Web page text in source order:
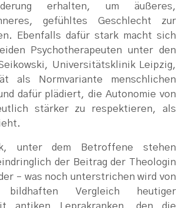
erhalten, um äußeres,
gefühltes Geschlecht zur
Ebenfalls dafür stark macht sich
Psychotherapeuten unter den
Universitätsklinik Leipzig,
als Normvariante menschlichen
dafür plädiert, die Autonomie von
stärker zu respektieren, als
unter dem Betroffene stehen
der Beitrag der Theologin
– was noch unterstrichen wird von
Vergleich heutiger
antiken Leprakranken, den die